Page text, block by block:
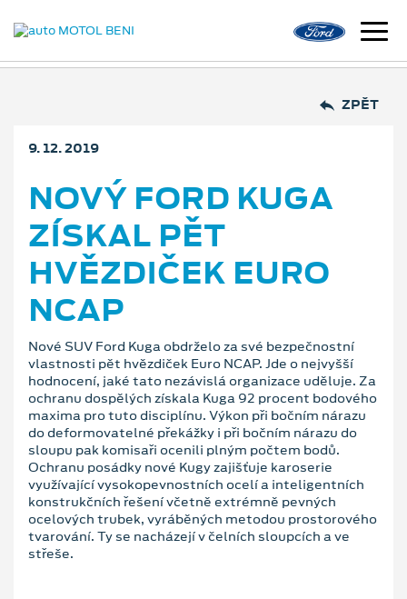
ZPĚT
9. 12. 2019
NOVÝ FORD KUGA
ZÍSKAL PĚT
HVĚZDIČEK EURO
NCAP
Nové SUV Ford Kuga obdrželo za své bezpečnostní
vlastnosti pět hvězdiček Euro NCAP. Jde o nejvyšší
hodnocení, jaké tato nezávislá organizace uděluje. Za
ochranu dospělých získala Kuga 92 procent bodového
maxima pro tuto disciplínu. Výkon při bočním nárazu
do deformovatelné překážky i při bočním nárazu do
sloupu pak komisaři ocenili plným počtem bodů.
Ochranu posádky nové Kugy zajišťuje karoserie
využívající vysokopevnostních ocelí a inteligentních
konstrukčních řešení včetně extrémně pevných
ocelových trubek, vyráběných metodou prostorového
tvarování. Ty se nacházejí v čelních sloupcích a ve
střeše.